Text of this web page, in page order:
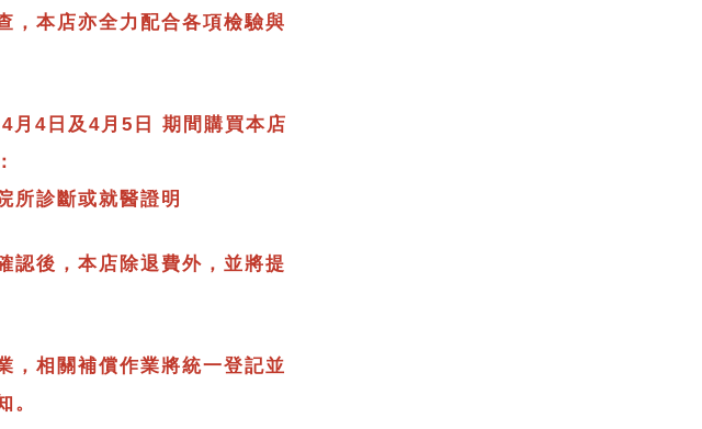
，本店亦全力配合各項檢驗與
月4日及4月5日 期間購買本店
所診斷或就醫證明
認後，本店除退費外，並將提
，相關補償作業將統一登記並
。